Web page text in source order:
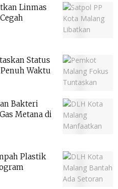
Linmas
Status
Waktu
Bakteri
Metana di
Plastik